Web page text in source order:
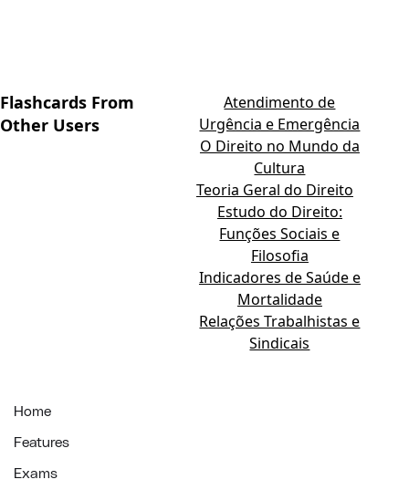
Flashcards From
Other Users
Atendimento de
Urgência e Emergência
O Direito no Mundo da
Cultura
Teoria Geral do Direito
Estudo do Direito:
Funções Sociais e
Filosofia
Indicadores de Saúde e
Mortalidade
Relações Trabalhistas e
Sindicais
Home
Features
Exams